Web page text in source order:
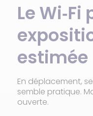
Le
estimée
En déplacement,
semble pratique.
ouverte.